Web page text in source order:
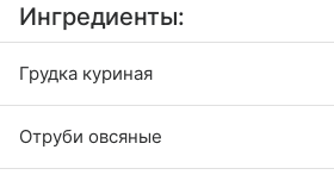
Ингредиенты:
Грудка куриная
Отруби овсяные